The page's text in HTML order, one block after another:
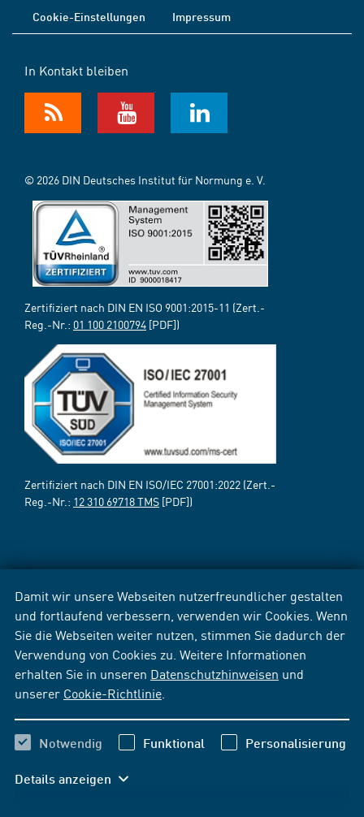
Damit wir unsere Webseiten nutzerfreundlicher gestalten
und fortlaufend verbessern, verwenden wir Cookies. Wenn
Sie die Webseiten weiter nutzen, stimmen Sie dadurch der
Verwendung von Cookies zu. Weitere Informationen
erhalten Sie in unseren Datenschutzhinweisen und
unserer Cookie-Richtlinie
Notwendig Funktional Personalisierung
Details anzeigen
Cookie-Einstellungen
Impressum
In Kontakt bleiben
© 2026 DIN Deutsches Institut für Normung e. V.
Zertifiziert nach DIN EN ISO 9001:2015-11 (Zert.-
Reg.-Nr.: 01 100 2100794 [PDF])
Zertifiziert nach DIN EN ISO/IEC 27001:2022 (Zert.-
Reg.-Nr.: 12 310 69718 TMS [PDF])